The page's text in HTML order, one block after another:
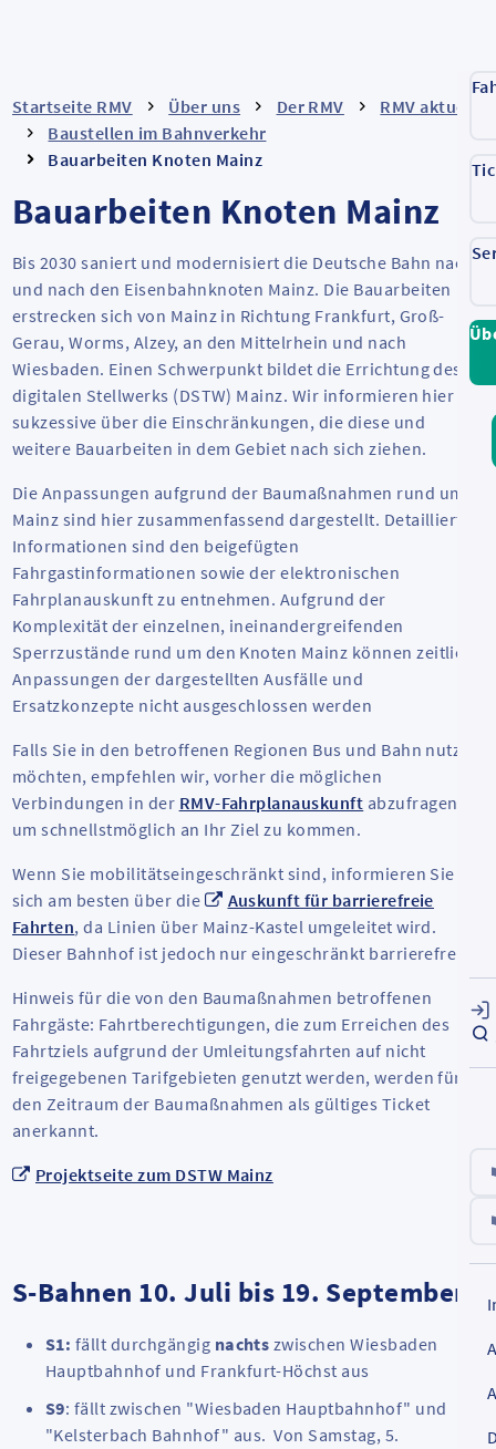
Startseite RMV Über uns Der RMV
RMV aktuell
Baustellen im Bahnverkehr
Bauarbeiten Knoten Mainz
Bauarbeiten Knoten Mainz
Bis 2030 saniert und modernisiert die Deutsche Bahn nach
und nach den Eisenbahnknoten Mainz. Die Bauarbeiten
erstrecken sich von Mainz in Richtung Frankfurt, Groß-
Gerau, Worms, Alzey, an den Mittelrhein und nach
Wiesbaden. Einen Schwerpunkt bildet die Errichtung des
digitalen Stellwerks (DSTW) Mainz. Wir informieren hier
sukzessive über die Einschränkungen, die diese und
weitere Bauarbeiten in dem Gebiet nach sich ziehen.
Die Anpassungen aufgrund der Baumaßnahmen rund um
Mainz sind hier zusammenfassend dargestellt. Detaillierte
Informationen sind den beigefügten
Fahrgastinformationen sowie der elektronischen
Fahrplanauskunft zu entnehmen. Aufgrund der
Komplexität der einzelnen, ineinandergreifenden
Sperrzustände rund um den Knoten Mainz können zeitliche
Anpassungen der dargestellten Ausfälle und
Ersatzkonzepte nicht ausgeschlossen werden
Falls Sie in den betroffenen Regionen Bus und Bahn nutzen
möchten, empfehlen wir, vorher die möglichen
Verbindungen in der RMV-Fahrplanauskunft abzufragen,
um schnellstmöglich an Ihr Ziel zu kommen.
Wenn Sie mobilitätseingeschränkt sind, informieren Sie
sich am besten über die
Auskunft für barrierefreie
Fahrten, da Linien über Mainz-Kastel umgeleitet wird.
Dieser Bahnhof ist jedoch nur eingeschränkt barrierefrei.
Hinweis für die von den Baumaßnahmen betroffenen
Fahrgäste: Fahrtberechtigungen, die zum Erreichen des
Fahrtziels aufgrund der Umleitungsfahrten auf nicht
freigegebenen Tarifgebieten genutzt werden, werden für
den Zeitraum der Baumaßnahmen als gültiges Ticket
anerkannt.
Projektseite zum DSTW Mainz
S-Bahnen 10. Juli bis 19. September
S1: fällt durchgängig nachts zwischen Wiesbaden
Hauptbahnhof und Frankfurt-Höchst aus
S9: fällt zwischen "Wiesbaden Hauptbahnhof" und
"Kelsterbach Bahnhof" aus. Von Samstag, 5.